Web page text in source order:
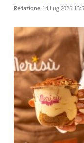
Redazione 14 Lug 2026